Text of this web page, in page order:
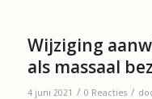
Wijziging
als massaal
4 juni 2021 / 0 Reacties /